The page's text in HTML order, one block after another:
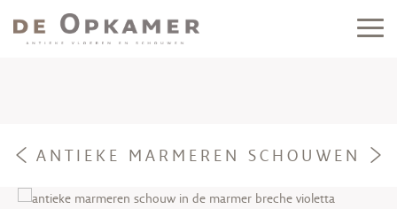
e f
ANTIEKE MARMEREN SCHOUWEN